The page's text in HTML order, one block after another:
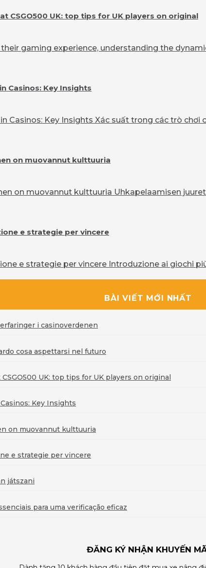
CSGO500 UK: top tips for UK players on original
gaming experience, understanding the
Casinos: Key Insights
Casinos: Key Insights Xác suất trong các trò chơi
on muovannut kulttuuria
on muovannut kulttuuria Uhkapelaamisen
e strategie per vincere
e strategie per vincere Introduzione ai giochi
BÀI VIẾT MỚI NHẤT
i casinoverdenen
cosa aspettarsi nel futuro
UK: top tips for UK players on original
Key Insights
on muovannut kulttuuria
e strategie per vincere
játszani
para uma verificação eficaz
ĐĂNG KÝ NHẬN KHUYẾN